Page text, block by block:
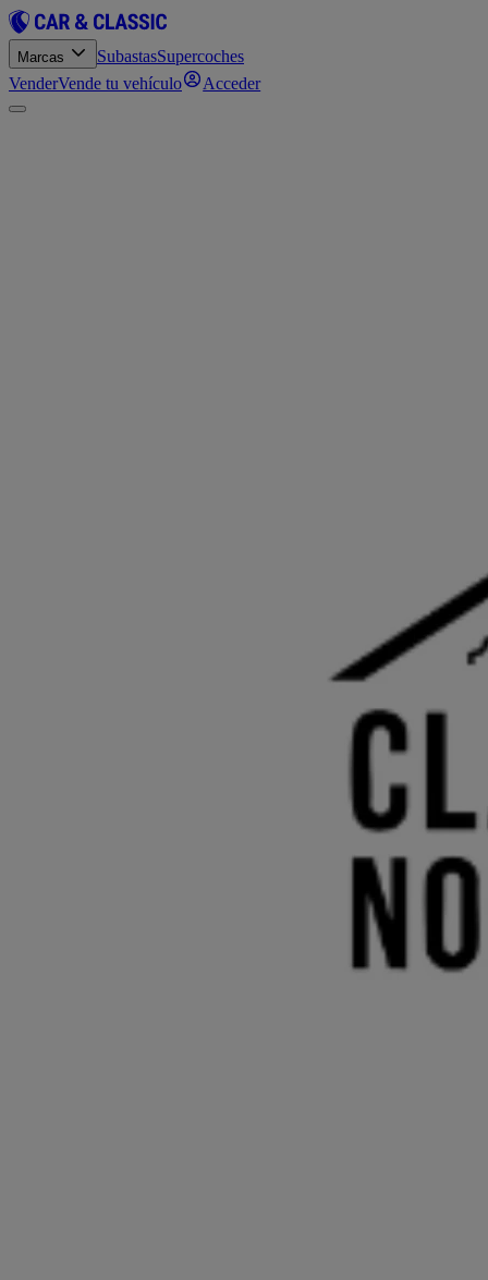
Marcas SubastasSupercoches
VenderVende tu vehículo Acceder